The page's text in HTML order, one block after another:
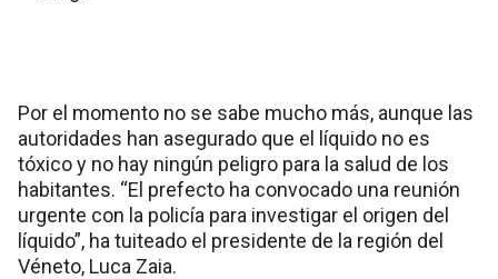
Por el momento no se sabe mucho más, aunque las
autoridades han asegurado que el líquido no es
tóxico y no hay ningún peligro para la salud de los
habitantes. “El prefecto ha convocado una reunión
urgente con la policía para investigar el origen del
líquido”, ha tuiteado el presidente de la región del
Véneto, Luca Zaia.